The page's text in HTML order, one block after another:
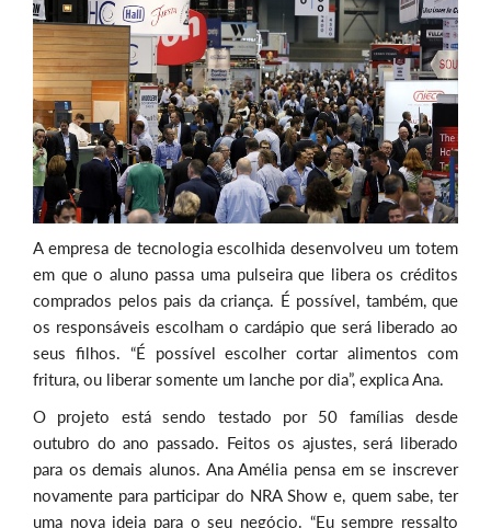
A empresa de tecnologia escolhida desenvolveu um totem
em que o aluno passa uma pulseira que libera os créditos
comprados pelos pais da criança. É possível, também, que
os responsáveis escolham o cardápio que será liberado ao
seus filhos. “É possível escolher cortar alimentos com
fritura, ou liberar somente um lanche por dia”, explica Ana.
O projeto está sendo testado por 50 famílias desde
outubro do ano passado. Feitos os ajustes, será liberado
para os demais alunos. Ana Amélia pensa em se inscrever
novamente para participar do NRA Show e, quem sabe, ter
uma nova ideia para o seu negócio. “Eu sempre ressalto